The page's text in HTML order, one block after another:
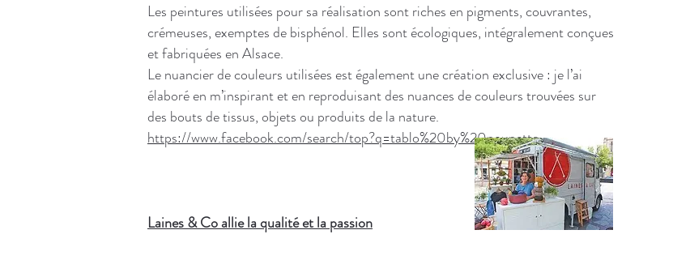
Les peintures utilisées pour sa réalisation sont riches en pigments, couvrantes,
crémeuses, exemptes de bisphénol. Elles sont écologiques, intégralement conçues
et fabriquées en Alsace.
Le nuancier de couleurs utilisées est également une création exclusive : je l’ai
élaboré en m’inspirant et en reproduisant des nuances de couleurs trouvées sur
des bouts de tissus, objets ou produits de la nature.
https://www.facebook.com/search/top?q=tablo%20by%20nounette
Laines & Co allie la qualité et la passion